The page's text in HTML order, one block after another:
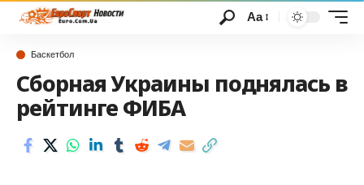
Аа
Баскетбол
Сборная Украины поднялась в
рейтинге ФИБА